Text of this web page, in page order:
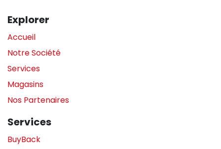
Explorer
Accueil
Notre Société
Services
Magasins
Nos Partenaires
Services
BuyBack